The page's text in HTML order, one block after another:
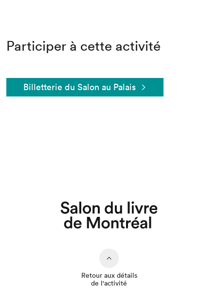
Participer à cette activité
Billetterie du Salon au Palais
Retour aux détails
de l'activité